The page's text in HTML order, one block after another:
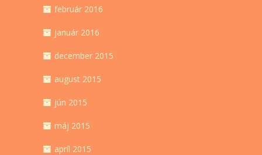
február 2016
január 2016
december 2015
august 2015
jún 2015
máj 2015
apríl 2015